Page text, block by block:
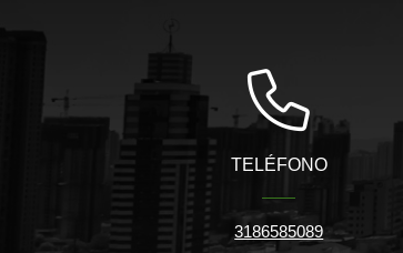
TELÉFONO
3186585089